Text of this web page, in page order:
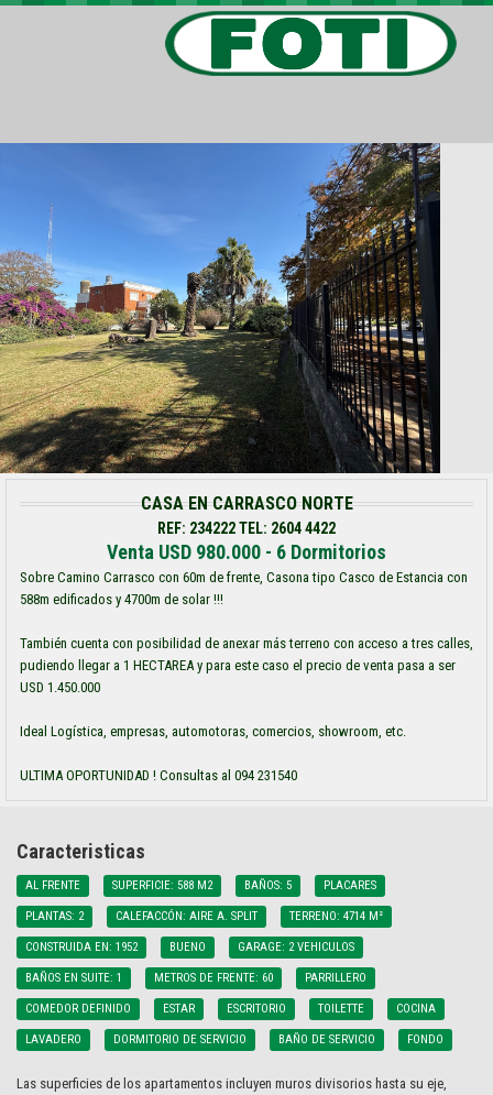
VIV. SOCIAL
CONTACTO
CASA EN CARRASCO NORTE
REF: 234222 TEL: 2604 4422
Venta USD 980.000 - 6 Dormitorios
Sobre Camino Carrasco con 60m de frente, Casona tipo Casco de Estancia con
588m edificados y 4700m de solar !!!
También cuenta con posibilidad de anexar más terreno con acceso a tres calles,
pudiendo llegar a 1 HECTAREA y para este caso el precio de venta pasa a ser
USD 1.450.000
Ideal Logística, empresas, automotoras, comercios, showroom, etc.
ULTIMA OPORTUNIDAD ! Consultas al 094 231540
Caracteristicas
AL FRENTE SUPERFICIE: 588 M2 BAÑOS: 5 PLACARES
PLANTAS: 2 CALEFACCÓN: AIRE A. SPLIT TERRENO: 4714 M²
CONSTRUIDA EN: 1952 BUENO GARAGE: 2 VEHICULOS
BAÑOS EN SUITE: 1 METROS DE FRENTE: 60 PARRILLERO
COMEDOR DEFINIDO ESTAR ESCRITORIO TOILETTE COCINA
LAVADERO DORMITORIO DE SERVICIO BAÑO DE SERVICIO FONDO
Las superficies de los apartamentos incluyen muros divisorios hasta su eje,